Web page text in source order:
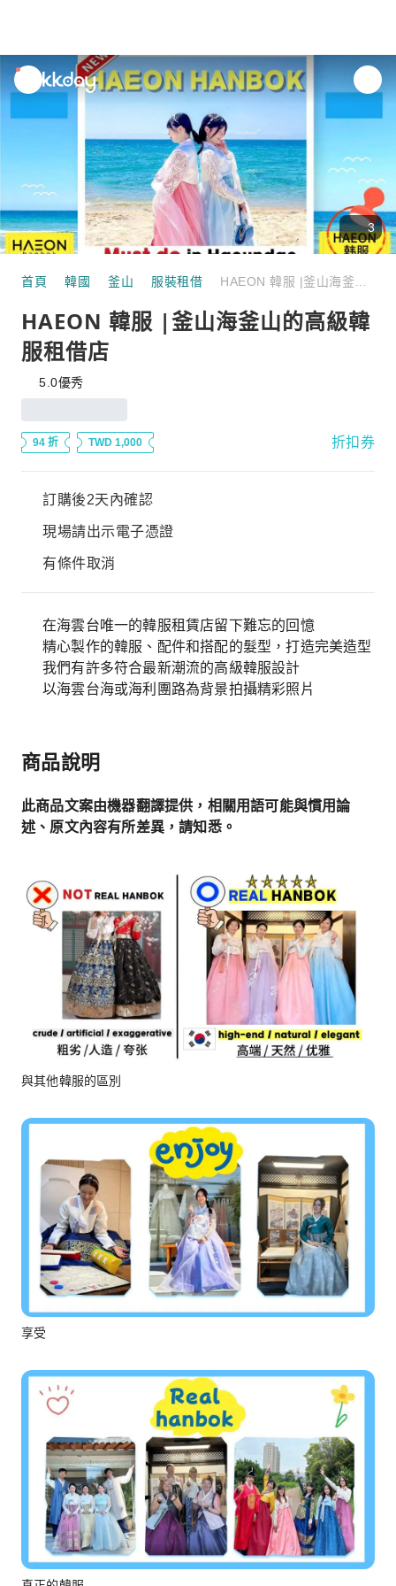
unread
notifications
3
首頁 韓國 釜山 服裝租借
HAEON 韓服 |釜山海釜山的高級韓
服租借店
5.0優秀
94 折 TWD 1,000 折扣券
訂購後2天內確認
現場請出示電子憑證
有條件取消
在海雲台唯一的韓服租賃店留下難忘的回憶
精心製作的韓服、配件和搭配的髮型，打造完美造型
我們有許多符合最新潮流的高級韓服設計
以海雲台海或海利團路為背景拍攝精彩照片
商品說明
此商品文案由機器翻譯提供，相關用語可能與慣用論
述、原文內容有所差異，請知悉。
與其他韓服的區別
享受